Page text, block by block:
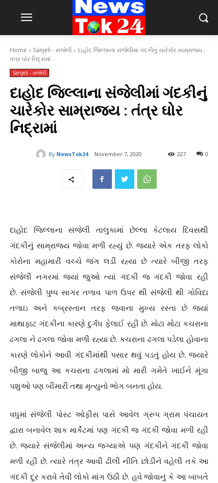
Home Sanjeli - સંજેલી
દાહોદ જિલ્લાના સંજેલીમાં ગંદકીનું ચારેકોર સામ્રાજ્ય :
તંત્ર ઘોર નિદ્રામાં
Sanjeli - સંજેલી
દાહોદ જિલ્લાના સંજેલીમાં ગંદકીનું
ચારેકોર સામ્રાજ્ય : તંત્ર ઘોર
નિદ્રામાં
By NewsTok24 November 7, 2020 0
227
દાહોદ જિલ્લાના સંજેલી તાલુકામાં છેલ્લા કેટલાય દિવસથી
ગંદકીનું સામ્રાજ્ય જોવા મળી રહ્યું છે. જયારે એક તરફ લોકો
કોરોના મહામારી વચ્ચે જંગ લડી રહ્યા છે ત્યારે બીજી તરફ
સંજેલી નગરમાં જ્યાં જુઓ ત્યાં ગંદકી જ ગંદકી જોવા રહી
છે. સંજેલી પુષ્પ સાગર તળાવ પાળ ઉપર થી સંજેલી થી ગોવિદા
તળાઇ અને કબ્રસ્તાન તરફ જવાના મુખ્ય રસ્તા છે જ્યાં
માથાફાટ ગંદકીના કારણે દુર્ગંધ ફેલાઈ રહી છે. મોટા મોટા કચરાના
ઢગલા ને ઢગલા જોવા મળી રહ્યા છે. કચરાના ઢગલા પડેલા હોવાના
કારણે લોકોને આવી ગંદકીમાંથી પસાર થવું પડતું હોય છે. જ્યારે
બીજી બાજુ આ કચરાના ઢગલામાં મો મારી ગમેતે ખાઈને મૂંગા
પશુઓ પણ બીમારી તથા મૃત્યુનો ભોગ બનતા હોય.
વધુમાં સંજેલી પોસ્ટ ઓફીસ પાસે આવેલ ગ્રુપ ગ્રામ પંચાયત
દ્વારા બનાવેલ શાક માર્કેટમાં પણ ગંદકી જ ગંદકી જોવા મળી રહી
છે. જયારે સંજેલીમાં અન્ય જગ્યાએ પણ ગંદકીને ગંદકી જોવા
મળી રહી છે. ત્યારે તંત્ર આવી ઢીલી નીતિ છોડીને વહેલી તકે આ
ગંદકી દૂર કરાવે તેવી લોકો માંગ ઉઠી છે. હવે જોવાનું કે આ બાબતે